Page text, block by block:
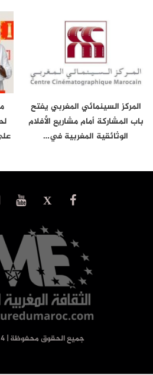
المركز السينمائي المغربي يفتح
باب المشاركة أمام مشاريع الأفلام
الوثائقية المغربية في…
© جميع الحقوق محفوظة | 2014 - 2026